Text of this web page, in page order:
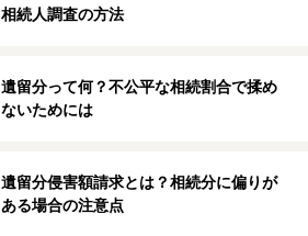
相続人調査の方法
遺留分って何？不公平な相続割合で揉め
ないためには
遺留分侵害額請求とは？相続分に偏りが
ある場合の注意点